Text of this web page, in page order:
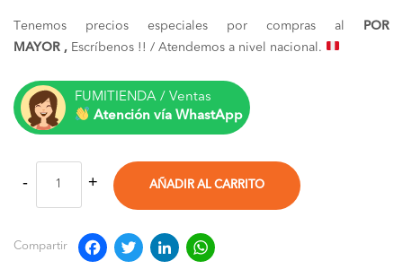
Tenemos precios especiales por compras al
POR
MAYOR , Escríbenos !! / Atendemos a nivel nacional.
FUMITIENDA / Ventas
Atención vía WhastApp
AÑADIR AL CARRITO
Compartir Facebook
TwitterLinkedIn